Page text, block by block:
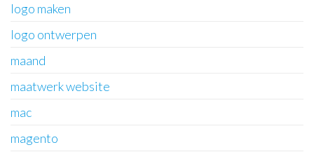
logo maken
logo ontwerpen
maand
maatwerk website
mac
magento